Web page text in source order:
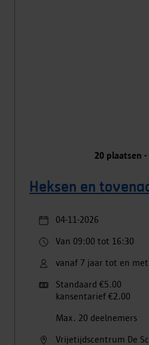
20plaatsen -
Heksen en
04-11-2026
Van 09:00 tot 16:30
vanaf 7 jaar tot en
Standaard €5.00
kansentarief €2.00
Max. 20 deelnemers
Vrijetijdscentrum De